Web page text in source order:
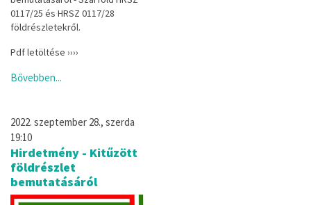
0117/25 és HRSZ 0117/28
földrészletekről.
Pdf letöltése ››››
Bővebben...
2022. szeptember 28., szerda
19:10
Hirdetmény - Kitűzött
földrészlet
bemutatásáról